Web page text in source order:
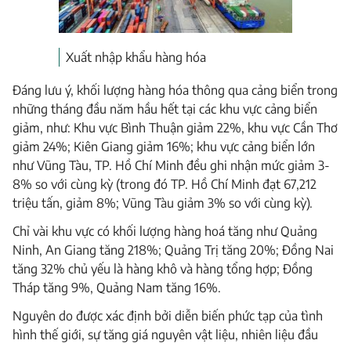
Xuất nhập khẩu hàng hóa
Đáng lưu ý, khối lượng hàng hóa thông qua cảng biển trong
những tháng đầu năm hầu hết tại các khu vực cảng biển
giảm, như: Khu vực Bình Thuận giảm 22%, khu vực Cần Thơ
giảm 24%; Kiên Giang giảm 16%; khu vực cảng biển lớn
như Vũng Tàu, TP. Hồ Chí Minh đều ghi nhận mức giảm 3-
8% so với cùng kỳ (trong đó TP. Hồ Chí Minh đạt 67,212
triệu tấn, giảm 8%; Vũng Tàu giảm 3% so với cùng kỳ).
Chỉ vài khu vực có khối lượng hàng hoá tăng như Quảng
Ninh, An Giang tăng 218%; Quảng Trị tăng 20%; Đồng Nai
tăng 32% chủ yếu là hàng khô và hàng tổng hợp; Đồng
Tháp tăng 9%, Quảng Nam tăng 16%.
Nguyên do được xác định bởi diễn biến phức tạp của tình
hình thế giới, sự tăng giá nguyên vật liệu, nhiên liệu đầu